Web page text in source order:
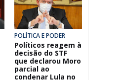
POLÍTICA E PODER
Políticos reagem à
decisão do STF
que declarou Moro
parcial ao
condenar Lula no